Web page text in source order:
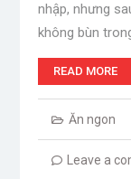
nhập, nhưng
không bùn
READ MORE
Ăn ngon
Leave a